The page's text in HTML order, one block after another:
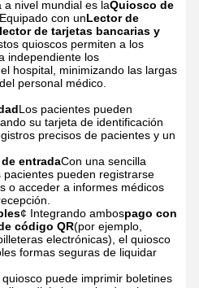
a nivel mundial es laQuiosco de
Equipado con unLector de
de tarjetas bancarias y
quioscos permiten a los
independiente los
hospital, minimizando las largas
personal médico.
Los pacientes pueden
su tarjeta de identificación
precisos de pacientes y un
entradaCon una sencilla
pueden registrarse
o acceder a informes médicos
¢ Integrando ambospago con
código QR(por ejemplo,
electrónicas), el quiosco
formas seguras de liquidar
quiosco puede imprimir boletines